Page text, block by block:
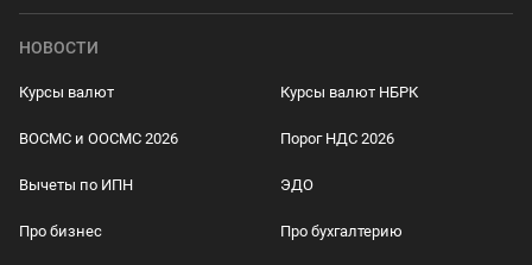
НОВОСТИ
Курсы валют Курсы валют НБРК
ВОСМС и ООСМС 2026 Порог НДС 2026
Вычеты по ИПН ЭДО
Про бизнес Про бухгалтерию